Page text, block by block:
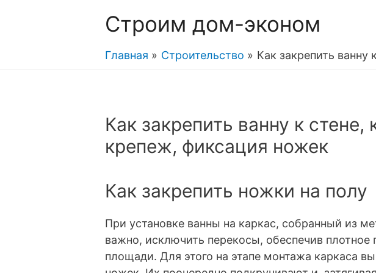
Строим дом-эконом
Главная Строительство Как закрепить ванну
Как закрепить ванну к стене,
крепеж, фиксация ножек
Как закрепить ножки на полу
При установке ванны на каркас, собранный из
важно, исключить перекосы, обеспечив плотное
площади. Для этого на этапе монтажа каркаса